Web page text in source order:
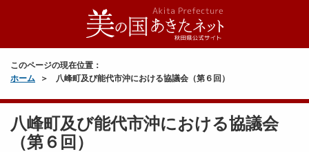
このページの現在位置：
ホーム
八峰町及び能代市沖における協議会（第６回）
八峰町及び能代市沖における協議会
（第６回）